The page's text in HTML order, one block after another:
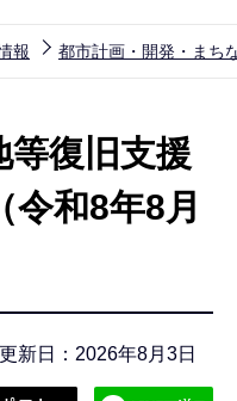
報 都市計画・開発・まち
等復旧支援
和8年8月
新日：2026年8月3日